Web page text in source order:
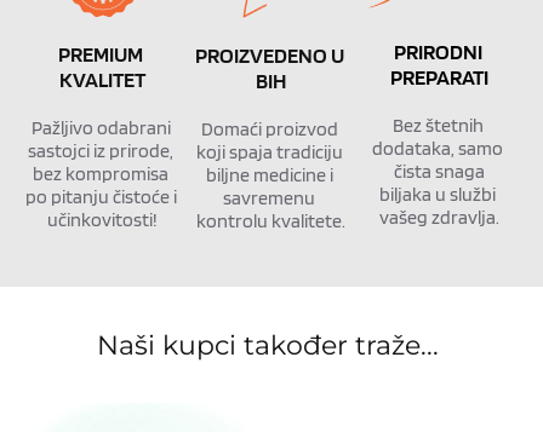
PREMIUM
KVALITET
Pažljivo odabrani
sastojci iz prirode,
bez kompromisa
po pitanju čistoće i
učinkovitosti!
PROIZVEDENO U
BIH
Domaći proizvod
koji spaja tradiciju
biljne medicine i
savremenu
kontrolu kvalitete.
PRIRODNI
PREPARATI
Bez štetnih
dodataka, samo
čista snaga
biljaka u službi
vašeg zdravlja.
Naši kupci također traže...